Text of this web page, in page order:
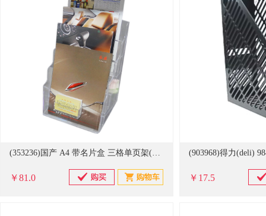
(353236)国产 A4 带名片盒 三格单页架(单位：个)
￥81.0 ￥17.5